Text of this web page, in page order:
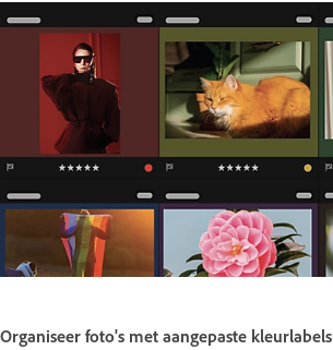
Organiseer foto's met aangepaste kleurlabels